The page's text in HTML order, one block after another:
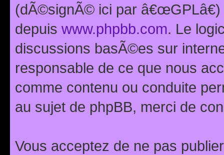
(dÃ©signÃ© ici par
depuis www.phpbb.com. Le
discussions basÃ©es sur
responsable de ce que nous
comme contenu ou conduite
au sujet de phpBB, merci de
Vous acceptez de ne pas